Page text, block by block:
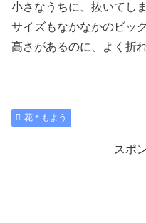
小さなうちに、抜いてし
サイズもなかなかのビッグ
高さがあるのに、よく折
花＊もよう
スポ